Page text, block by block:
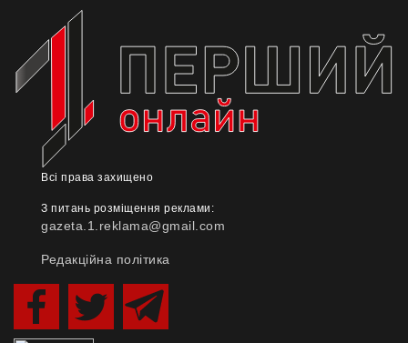
Всі права захищено
З питань розміщення реклами:
gazeta.1.reklama@gmail.com
Редакційна політика